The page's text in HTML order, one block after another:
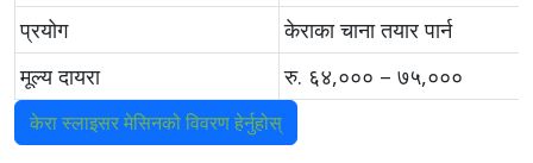
प्रयोग
केराका चाना तयार पार्न
मूल्य दायरा
रु. ६४,००० – ७५,०००
केरा स्लाइसर मेसिनको विवरण हेर्नुहोस्